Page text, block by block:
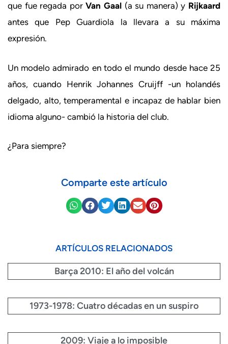
que fue regada porVan Gaal (a su manera) y Rijkaard
antes que Pep Guardiola la llevara a su máxima
expresión.
Un modelo admirado en todo el mundo desde hace 25
años, cuando Henrik Johannes Cruijff -un holandés
delgado, alto, temperamental e incapaz de hablar bien
idioma alguno- cambió la historia del club.
¿Para siempre?
Comparte este artículo
ARTÍCULOS RELACIONADOS
Barça 2010: El año del volcán
1973-1978: Cuatro décadas en un suspiro
2009: Viaje a lo imposible